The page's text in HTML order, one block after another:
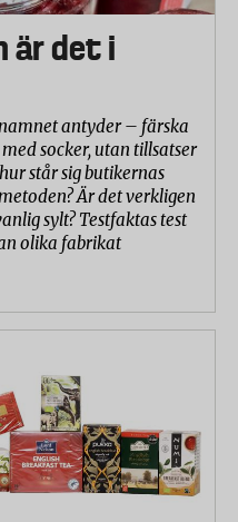
är det i
antyder – färska
socker, utan tillsatser
står sig butikernas
Är det verkligen
sylt? Testfaktas test
olika fabrikat